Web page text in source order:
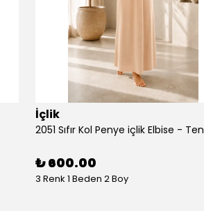
İçlik
2051 Sıfır Kol Penye içlik Elbise - Ten
₺ 600.00
3 Renk 1 Beden 2 Boy